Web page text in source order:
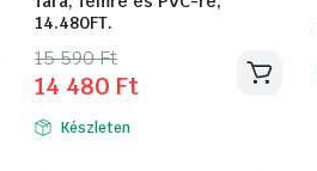
14.480FT.
15 590Ft
Original
price
was:
14 480 Ft
Current
price
is: Készleten